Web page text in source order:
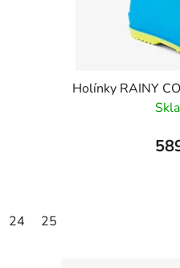
Holínky RAINY
24 25